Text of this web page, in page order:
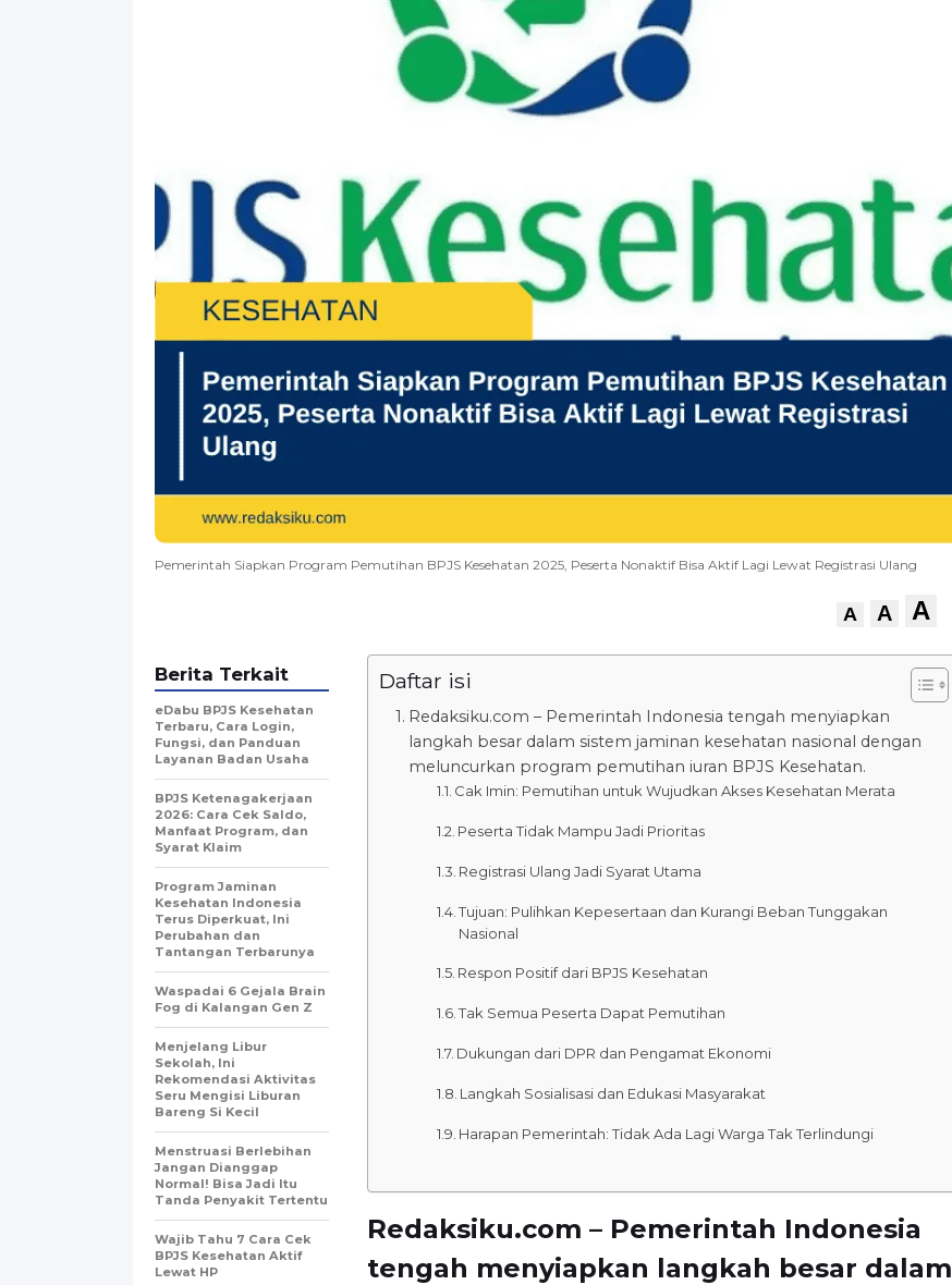
Pemerintah Siapkan Program Pemutihan BPJS Kesehatan 2025, Peserta Nonaktif Bisa Aktif Lagi Lewat Registrasi Ulang
A A A
Daftar isi
Redaksiku.com – Pemerintah Indonesia tengah menyiapkan
langkah besar dalam sistem jaminan kesehatan nasional dengan
meluncurkan program pemutihan iuran BPJS Kesehatan.
Cak Imin: Pemutihan untuk Wujudkan Akses Kesehatan Merata
Peserta Tidak Mampu Jadi Prioritas
Registrasi Ulang Jadi Syarat Utama
Tujuan: Pulihkan Kepesertaan dan Kurangi Beban Tunggakan
Nasional
Respon Positif dari BPJS Kesehatan
Tak Semua Peserta Dapat Pemutihan
Dukungan dari DPR dan Pengamat Ekonomi
Langkah Sosialisasi dan Edukasi Masyarakat
Harapan Pemerintah: Tidak Ada Lagi Warga Tak Terlindungi
Redaksiku.com – Pemerintah Indonesia
tengah menyiapkan langkah besar dalam
Berita Terkait
eDabu BPJS Kesehatan
Terbaru, Cara Login,
Fungsi, dan Panduan
Layanan Badan Usaha
BPJS Ketenagakerjaan
2026: Cara Cek Saldo,
Manfaat Program, dan
Syarat Klaim
Program Jaminan
Kesehatan Indonesia
Terus Diperkuat, Ini
Perubahan dan
Tantangan Terbarunya
Waspadai 6 Gejala Brain
Fog di Kalangan Gen Z
Menjelang Libur
Sekolah, Ini
Rekomendasi Aktivitas
Seru Mengisi Liburan
Bareng Si Kecil
Menstruasi Berlebihan
Jangan Dianggap
Normal! Bisa Jadi Itu
Tanda Penyakit Tertentu
Wajib Tahu 7 Cara Cek
BPJS Kesehatan Aktif
Lewat HP